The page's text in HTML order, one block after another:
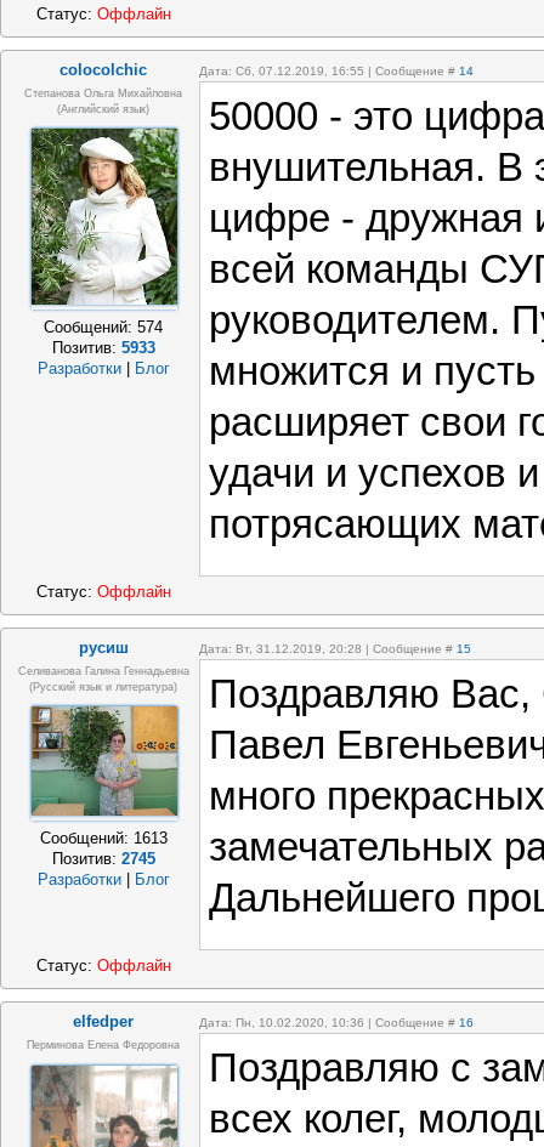
Статус: Оффлайн
colocolchic Дата: Сб, 07.12.2019, 16:55 | Сообщение # 14
Степанова Ольга Михайловна
(Английский язык)
Сообщений:574
Позитив: 5933
Разработки
Блог
50000 - это
внушительная. В
цифре - дружная
всей команды
руководителем.
множится и
расширяет свои
удачи и успехов
потрясающих
Статус: Оффлайн
русиш Дата: Вт, 31.12.2019, 20:28 | Сообщение # 15
Селиванова Галина Геннадьевна
(русский язык и литература)
Сообщений: 1613
Позитив: 2745
Разработки
Блог
Поздравляю
Павел
много
замечательных
Дальнейшего
Статус: Оффлайн
elfedper Дата: Пн, 10.02.2020, 10:36 | Сообщение # 16
Перминова Елена Федоровна
Поздравляю с
всех колег,